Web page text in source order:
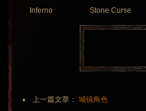
Inferno
Stone Curse
上一篇文章：城镇角色